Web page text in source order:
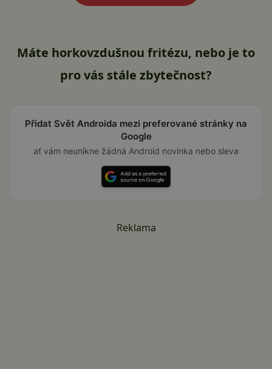
Máte horkovzdušnou fritézu, nebo je to
pro vás stále zbytečnost?
Přidat Svět Androida mezi preferované stránky na
Google
ať vám neunikne žádná Android novinka nebo sleva
Reklama